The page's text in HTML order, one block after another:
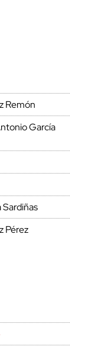
Remón
García
Pérez